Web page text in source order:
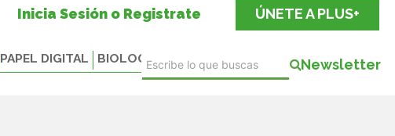
Inicia Sesión o Registrate ÚNETE A PLUS+
PAPEL DIGITAL BIOLOGICALS Newsletter